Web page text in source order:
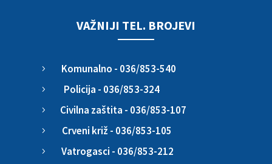
VAŽNIJI TEL. BROJEVI
5 Komunalno - 036/853-540
5 Policija - 036/853-324
5 Civilna zaštita - 036/853-107
5 Crveni križ - 036/853-105
5 Vatrogasci - 036/853-212